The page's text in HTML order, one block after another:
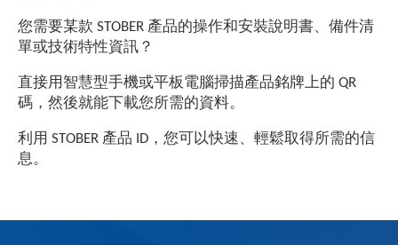
您需要某款 STOBER 產品的操作和安裝說明書、備件清
單或技術特性資訊？
直接用智慧型手機或平板電腦掃描產品銘牌上的 QR
碼，然後就能下載您所需的資料。
利用 STOBER 產品 ID，您可以快速、輕鬆取得所需的信
息。